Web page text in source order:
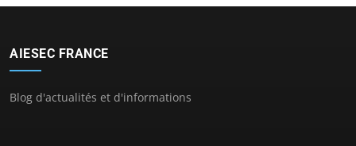
AIESEC FRANCE
Blog d'actualités et d'informations